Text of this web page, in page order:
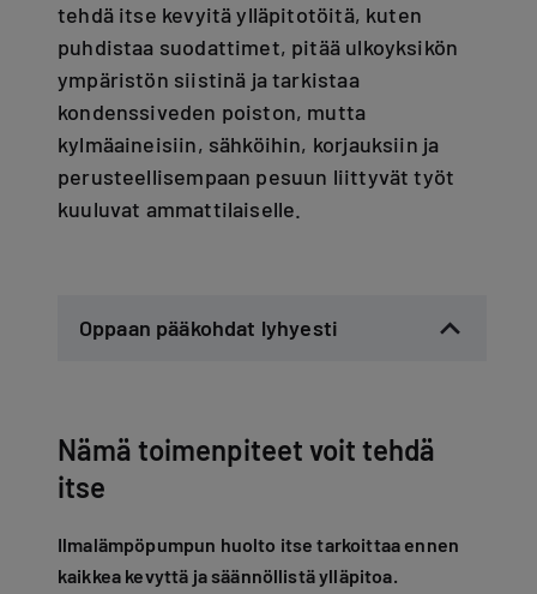
tehdä itse kevyitä ylläpitotöitä, kuten
puhdistaa suodattimet, pitää ulkoyksikön
ympäristön siistinä ja tarkistaa
kondenssiveden poiston, mutta
kylmäaineisiin, sähköihin, korjauksiin ja
perusteellisempaan pesuun liittyvät työt
kuuluvat ammattilaiselle.
Oppaan pääkohdat lyhyesti
Nämä toimenpiteet voit tehdä
itse
Ilmalämpöpumpun huolto itse tarkoittaa ennen
kaikkea kevyttä ja säännöllistä ylläpitoa.